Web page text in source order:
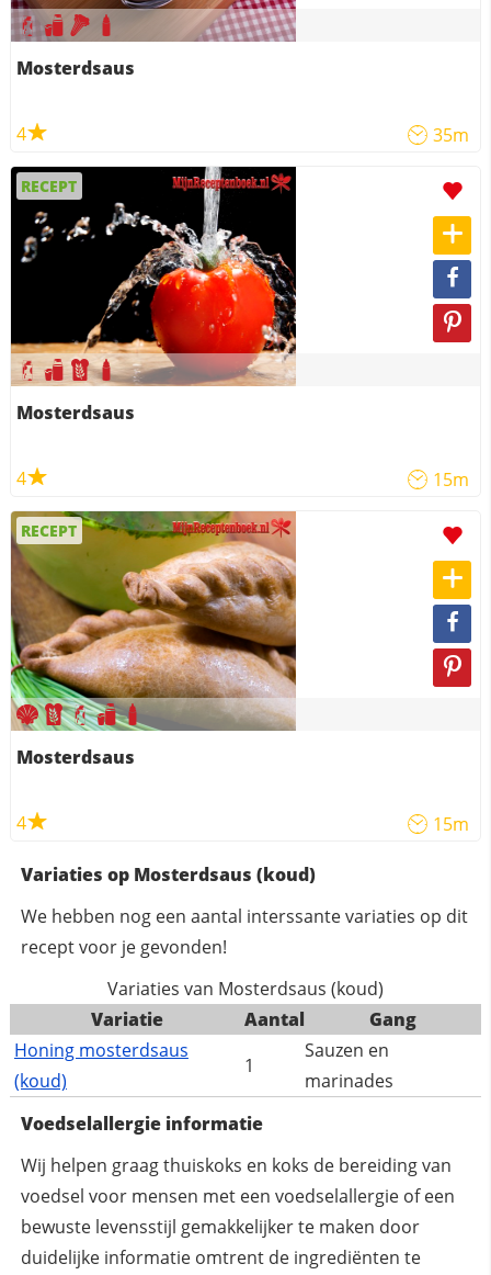
Mosterdsaus
4 35m
RECEPT
Mosterdsaus
4 15m
RECEPT
Mosterdsaus
4 15m
Variaties op Mosterdsaus (koud)
We hebben nog een aantal interssante variaties op dit
recept voor je gevonden!
Variaties van Mosterdsaus (koud)
Variatie
Aantal
Gang
Honing mosterdsaus
(koud)
1
Sauzen en
marinades
Voedselallergie informatie
Wij helpen graag thuiskoks en koks de bereiding van
voedsel voor mensen met een voedselallergie of een
bewuste levensstijl gemakkelijker te maken door
duidelijke informatie omtrent de ingrediënten te